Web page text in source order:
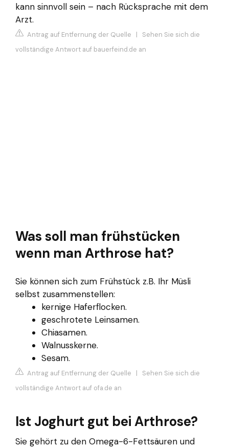
kann sinnvoll sein – nach Rücksprache mit dem
Arzt.
Antrag auf Entfernung der Quelle | Sehen Sie sich die
vollständige Antwort auf bauerfeind.de an
Was soll man frühstücken
wenn man Arthrose hat?
Sie können sich zum Frühstück z.B. Ihr Müsli
selbst zusammenstellen:
kernige Haferflocken.
geschrotete Leinsamen.
Chiasamen.
Walnusskerne.
Sesam.
Antrag auf Entfernung der Quelle | Sehen Sie sich die
vollständige Antwort auf ofa.de an
Ist Joghurt gut bei Arthrose?
Sie gehört zu den Omega-6-Fettsäuren und